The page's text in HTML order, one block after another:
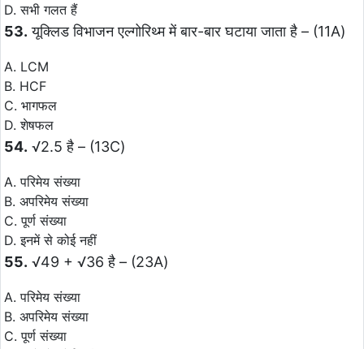
D. सभी गलत हैं
53. यूक्लिड विभाजन एल्गोरिथ्म में बार-बार घटाया जाता है – (11A)
A. LCM
B. HCF
C. भागफल
D. शेषफल
54. √2.5 है – (13C)
A. परिमेय संख्या
B. अपरिमेय संख्या
C. पूर्ण संख्या
D. इनमें से कोई नहीं
55. √49 + √36 है – (23A)
A. परिमेय संख्या
B. अपरिमेय संख्या
C. पूर्ण संख्या